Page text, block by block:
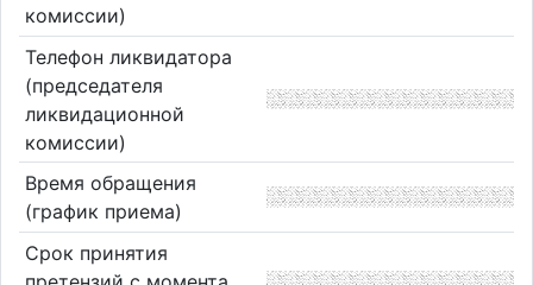
комиссии)
Телефон ликвидатора
(председателя
ликвидационной
комиссии)
Время обращения
(график приема)
Срок принятия